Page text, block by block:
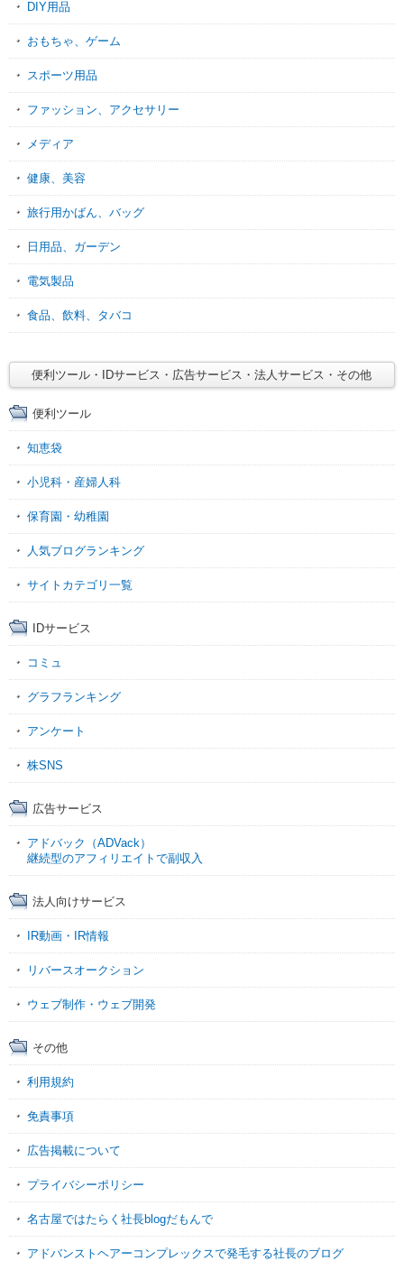
DIY用品
おもちゃ、ゲーム
スポーツ用品
ファッション、アクセサリー
メディア
健康、美容
旅行用かばん、バッグ
日用品、ガーデン
電気製品
食品、飲料、タバコ
便利ツール・IDサービス・広告サービス・法人サービス・その他
便利ツール
知恵袋
小児科・産婦人科
保育園・幼稚園
人気ブログランキング
サイトカテゴリ一覧
IDサービス
コミュ
グラフランキング
アンケート
株SNS
広告サービス
アドバック（ADVack）
継続型のアフィリエイトで副収入
法人向けサービス
IR動画・IR情報
リバースオークション
ウェブ制作・ウェブ開発
その他
利用規約
免責事項
広告掲載について
プライバシーポリシー
名古屋ではたらく社長blogだもんで
アドバンストヘアーコンプレックスで発毛する社長のブログ